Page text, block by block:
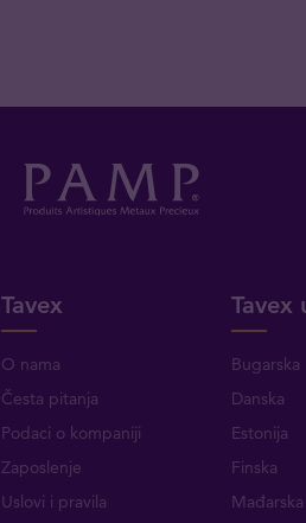
Tavex
O nama
Česta pitanja
Podaci o kompaniji
Zaposlenje
Uslovi i pravila
Tavex
Bugarska
Danska
Estonija
Finska
Mađarska